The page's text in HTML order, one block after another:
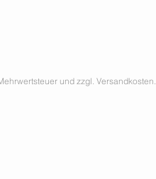
und zzgl. Versandkosten.